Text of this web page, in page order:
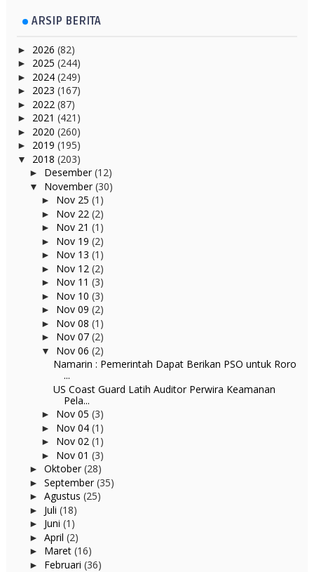
ARSIP BERITA
► 2026 (82)
► 2025 (244)
► 2024 (249)
► 2023 (167)
► 2022 (87)
► 2021 (421)
► 2020 (260)
► 2019 (195)
▼ 2018 (203)
► Desember(12)
▼ November(30)
► Nov 25 (1)
► Nov 22 (2)
► Nov 21 (1)
► Nov 19 (2)
► Nov 13 (1)
► Nov 12 (2)
► Nov 11 (3)
► Nov 10 (3)
► Nov 09 (2)
► Nov 08 (1)
► Nov 07 (2)
▼ Nov 06 (2)
Namarin : Pemerintah Dapat Berikan PSO untuk Roro
...
US Coast Guard Latih Auditor Perwira Keamanan
Pela...
► Nov 05 (3)
► Nov 04 (1)
► Nov 02 (1)
► Nov 01 (3)
► Oktober(28)
► September(35)
► Agustus (25)
► Juli (18)
► Juni (1)
► April (2)
► Maret (16)
► Februari (36)